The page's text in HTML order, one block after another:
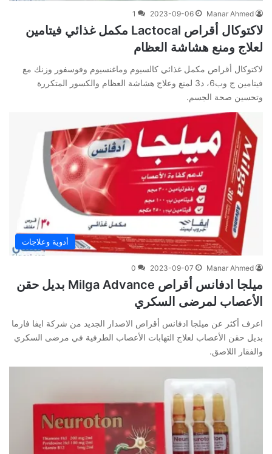
Manar Ahmed
2023-09-06
1
لاكتوكال أقراص Lactocal مكمل غذائي فيتامين
لعلاج ومنع هشاشة العظام
لاكتوكال أقراص مكمل غذائي كالسيوم وماغنسيوم وفوسفور وزنك مع
فيتامين ج وب6، د3 لمنع وعلاج هشاشة العظام والكسور المتكررة
وتحسين صحة الجسم.
أدوية وعلاجات
Manar Ahmed
2023-09-07
0
ميلجا ادفانس أقراص Milga Advance بديل حقن
الأعصاب لمرضى السكري
اعرف أكثر عن ميلجا ادفانس أقراص الاصدار الجديد من شركة ايفا فارما
بديل حقن الأعصاب لعلاج التهابات الأعصاب الطرفية في مرضى السكري
والفقار اللاصق.